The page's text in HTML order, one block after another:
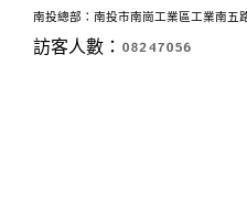
南投總部：南投市南崗工業區工業南五
訪客人數：